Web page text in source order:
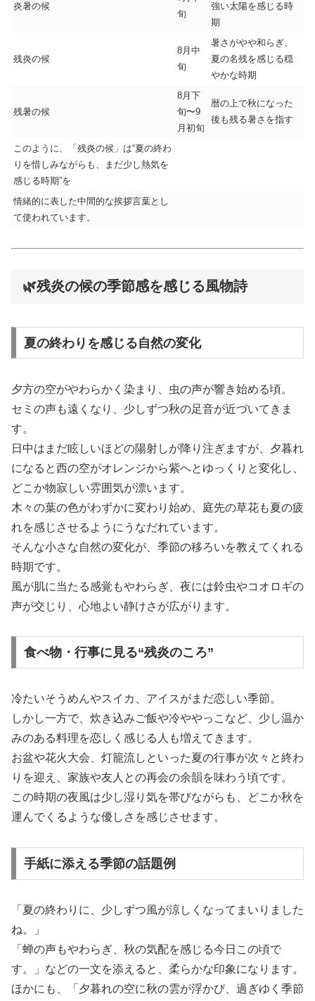
炎暑の候
旬
強い太陽を感じる時
期
残炎の候
8月中
旬
暑さがやや和らぎ、
夏の名残を感じる穏
やかな時期
残暑の候
8月下
旬〜9
月初旬
暦の上で秋になった
後も残る暑さを指す
このように、「残炎の候」は“夏の終わ
りを惜しみながらも、まだ少し熱気を
感じる時期”を
情緒的に表した中間的な挨拶言葉とし
て使われています。
🌿残炎の候の季節感を感じる風物詩
夏の終わりを感じる自然の変化
夕方の空がやわらかく染まり、虫の声が響き始める頃。
セミの声も遠くなり、少しずつ秋の足音が近づいてきま
す。
日中はまだ眩しいほどの陽射しが降り注ぎますが、夕暮れ
になると西の空がオレンジから紫へとゆっくりと変化し、
どこか物寂しい雰囲気が漂います。
木々の葉の色がわずかに変わり始め、庭先の草花も夏の疲
れを感じさせるようにうなだれています。
そんな小さな自然の変化が、季節の移ろいを教えてくれる
時期です。
風が肌に当たる感覚もやわらぎ、夜には鈴虫やコオロギの
声が交じり、心地よい静けさが広がります。
食べ物・行事に見る“残炎のころ”
冷たいそうめんやスイカ、アイスがまだ恋しい季節。
しかし一方で、炊き込みご飯や冷ややっこなど、少し温か
みのある料理を恋しく感じる人も増えてきます。
お盆や花火大会、灯籠流しといった夏の行事が次々と終わ
りを迎え、家族や友人との再会の余韻を味わう頃です。
この時期の夜風は少し湿り気を帯びながらも、どこか秋を
運んでくるような優しさを感じさせます。
手紙に添える季節の話題例
「夏の終わりに、少しずつ風が涼しくなってまいりました
ね。」
「蝉の声もやわらぎ、秋の気配を感じる今日この頃で
す。」などの一文を添えると、柔らかな印象になります。
ほかにも、「夕暮れの空に秋の雲が浮かび、過ぎゆく季節